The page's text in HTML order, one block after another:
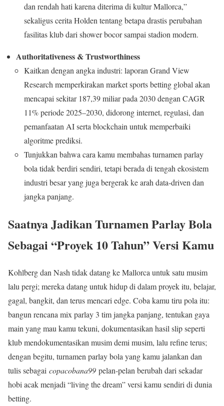
dan rendah hati karena diterima di kultur Mallorca,”
sekaligus cerita Holden tentang betapa drastis perubahan
fasilitas klub dari shower bocor sampai stadion modern.
Authoritativeness & Trustworthiness
Kaitkan dengan angka industri: laporan Grand View
Research memperkirakan market sports betting global akan
mencapai sekitar 187,39 miliar pada 2030 dengan CAGR
11% periode 2025–2030, didorong internet, regulasi, dan
pemanfaatan AI serta blockchain untuk memperbaiki
algoritme prediksi.
Tunjukkan bahwa cara kamu membahas turnamen parlay
bola tidak berdiri sendiri, tetapi berada di tengah ekosistem
industri besar yang juga bergerak ke arah data‑driven dan
jangka panjang.
Saatnya Jadikan Turnamen Parlay Bola
Sebagai “Proyek 10 Tahun” Versi Kamu
Kohlberg dan Nash tidak datang ke Mallorca untuk satu musim
lalu pergi; mereka datang untuk hidup di dalam proyek itu, belajar,
gagal, bangkit, dan terus mencari edge. Coba kamu tiru pola itu:
bangun rencana mix parlay 3 tim jangka panjang, tentukan gaya
main yang mau kamu tekuni, dokumentasikan hasil slip seperti
klub mendokumentasikan musim demi musim, lalu refine terus;
dengan begitu, turnamen parlay bola yang kamu jalankan dan
tulis sebagai copacobana99 pelan‑pelan berubah dari sekadar
hobi acak menjadi “living the dream” versi kamu sendiri di dunia
betting.